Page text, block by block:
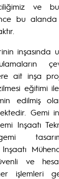
ve
bu alanda
inşasında
ait inşa
eğitimi
edilmiş
Gemi
Inşaatı
ve
işlemleri